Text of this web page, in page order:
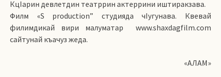
КцIарин девлетдин театррин актеррини иштиракзава.
Филм «S production” студияда чIугунава. Квевай
филимдикай вири малуматар www.shaxdagfilm.com
сайтунай къачуз жеда.
«АЛАМ»